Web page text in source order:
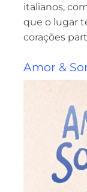
italianos,
que o lugar
corações
Amor &